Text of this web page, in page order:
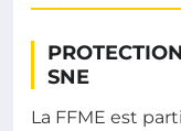
SNE
La FFME est